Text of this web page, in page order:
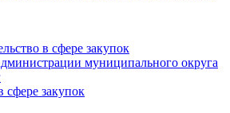
в сфере закупок
муниципального округа
сфере закупок